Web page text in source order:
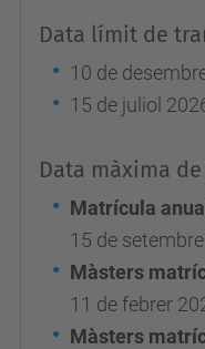
Data límit de
10 de
15 de juliol
Data màxima
Matrícula
15 de
Màsters
11 de febrer
Màsters